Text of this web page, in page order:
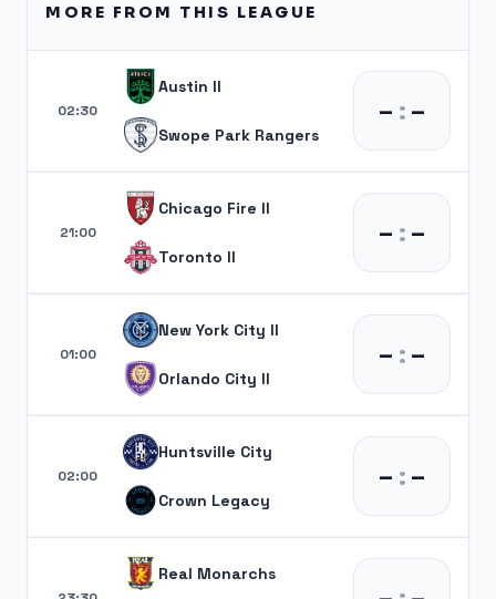
MORE FROM THIS LEAGUE
02:30
Austin II
Swope Park Rangers
– :–
21:00
Chicago Fire II
Toronto II
– :–
01:00
New York City II
Orlando City II
– :–
02:00
Huntsville City
Crown Legacy
– :–
Real Monarchs